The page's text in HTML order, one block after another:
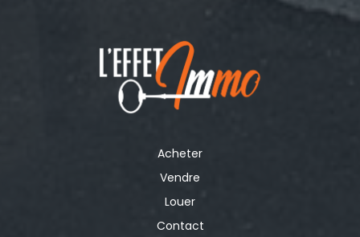
Acheter
Vendre
Louer
Contact